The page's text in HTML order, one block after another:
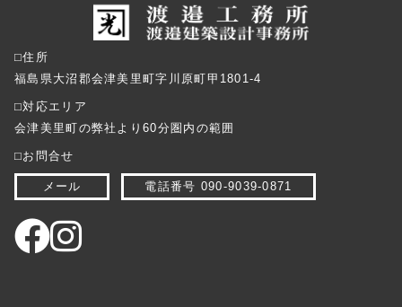
⬜︎住所
福島県大沼郡会津美里町字川原町甲1801-4
⬜︎対応エリア
会津美里町の弊社より60分圏内の範囲
⬜︎お問合せ
メール 電話番号 090-9039-0871